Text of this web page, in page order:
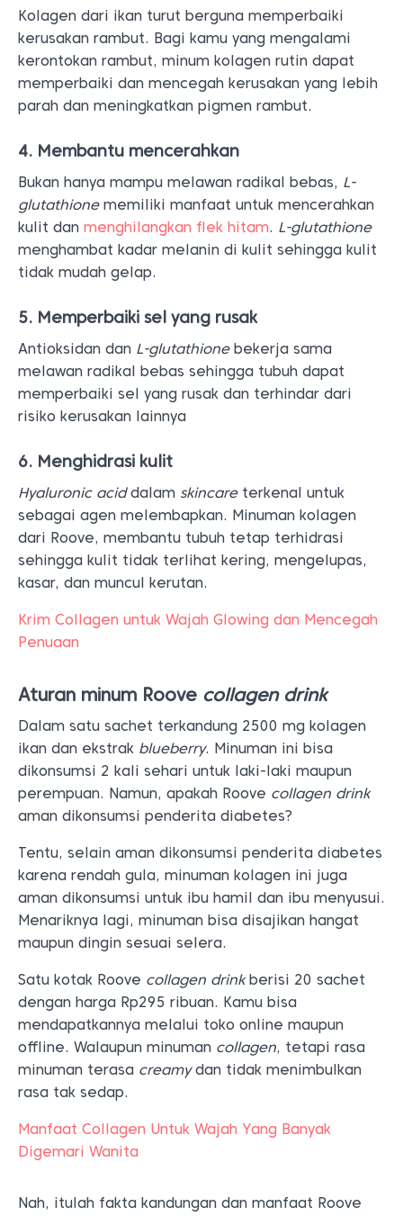
Kolagen dari ikan turut berguna memperbaiki
kerusakan rambut. Bagi kamu yang mengalami
kerontokan rambut, minum kolagen rutin dapat
memperbaiki dan mencegah kerusakan yang lebih
parah dan meningkatkan pigmen rambut.
4. Membantu mencerahkan
Bukan hanya mampu melawan radikal bebas, L-
glutathionememiliki manfaat untuk mencerahkan
kulit dan menghilangkan flek hitam. L-glutathione
menghambat kadar melanin di kulit sehingga kulit
tidak mudah gelap.
5. Memperbaiki sel yang rusak
Antioksidan dan L-glutathionebekerja sama
melawan radikal bebas sehingga tubuh dapat
memperbaiki sel yang rusak dan terhindar dari
risiko kerusakan lainnya
6. Menghidrasi kulit
Hyaluronic aciddalam skincareterkenal untuk
sebagai agen melembapkan. Minuman kolagen
dari Roove, membantu tubuh tetap terhidrasi
sehingga kulit tidak terlihat kering, mengelupas,
kasar, dan muncul kerutan.
Krim Collagen untuk Wajah Glowing dan Mencegah
Penuaan
Aturan minum Roove collagen drink
Dalam satu sachet terkandung 2500 mg kolagen
ikan dan ekstrak blueberry. Minuman ini bisa
dikonsumsi 2 kali sehari untuk laki-laki maupun
perempuan. Namun, apakah Roove collagen drink
aman dikonsumsi penderita diabetes?
Tentu, selain aman dikonsumsi penderita diabetes
karena rendah gula, minuman kolagen ini juga
aman dikonsumsi untuk ibu hamil dan ibu menyusui.
Menariknya lagi, minuman bisa disajikan hangat
maupun dingin sesuai selera.
Satu kotak Roove collagen drinkberisi 20 sachet
dengan harga Rp295 ribuan. Kamu bisa
mendapatkannya melalui toko online maupun
offline. Walaupun minuman collagen, tetapi rasa
minuman terasa creamydan tidak menimbulkan
rasa tak sedap.
Manfaat Collagen Untuk Wajah Yang Banyak
Digemari Wanita
Nah, itulah fakta kandungan dan manfaat Roove